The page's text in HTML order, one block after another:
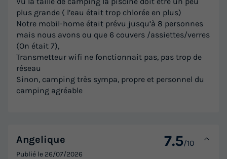
plus grande ( l’eau était trop chlorée en plus)
Notre mobil-home était prévu jusqu’à 8 personnes
mais nous avons ou que 6 couvers /assiettes/verres
(On était 7),
Transmetteur wifi ne fonctionnait pas, pas trop de
réseau
Sinon, camping très sympa, propre et personnel du
camping agréable
Angelique 7.5/10
Publié le 26/07/2026